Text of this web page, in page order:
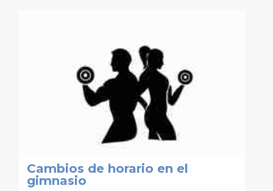
Cambios de horario en el
gimnasio